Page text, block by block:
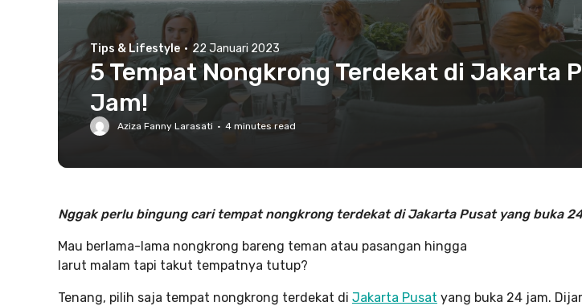
Tips & Lifestyle · 22 Januari 2023
5 Tempat Nongkrong Terdekat di Jakarta
Jam!
Aziza Fanny Larasati · 4 minutes read
Nggak perlu bingung cari tempat nongkrong terdekat di Jakarta Pusat yang buka
Mau berlama-lama nongkrong bareng teman atau pasangan hingga
larut malam tapi takut tempatnya tutup?
Tenang, pilih saja tempat nongkrong terdekat di Jakarta Pusat yang buka 24 jam.